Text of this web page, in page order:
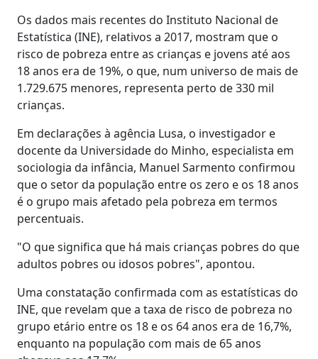
Os dados mais recentes do Instituto Nacional de
Estatística (INE), relativos a 2017, mostram que o
risco de pobreza entre as crianças e jovens até aos
18 anos era de 19%, o que, num universo de mais de
1.729.675 menores, representa perto de 330 mil
crianças.
Em declarações à agência Lusa, o investigador e
docente da Universidade do Minho, especialista em
sociologia da infância, Manuel Sarmento confirmou
que o setor da população entre os zero e os 18 anos
é o grupo mais afetado pela pobreza em termos
percentuais.
"O que significa que há mais crianças pobres do que
adultos pobres ou idosos pobres", apontou.
Uma constatação confirmada com as estatísticas do
INE, que revelam que a taxa de risco de pobreza no
grupo etário entre os 18 e os 64 anos era de 16,7%,
enquanto na população com mais de 65 anos